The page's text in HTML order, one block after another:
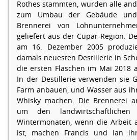
Rothes stammten, wurden alle
zum Umbau der Gebäude
Brennerei von
geliefert aus der Cupar-Region.
am 16. Dezember 2005
damals neuesten Destillerie in
die ersten Flaschen im Mai 2018
In der Destillerie verwenden sie
Farm anbauen, und Wasser aus
Whisky machen. Die Brennerei
um den
Wintermonaten, wenn die Arbeit
ist, machen Francis und Ian